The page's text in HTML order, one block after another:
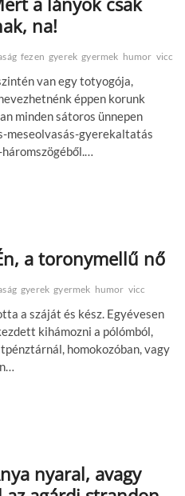
na!
fezen gyerek gyermek humor vicc
van egy totyogója,
éppen korunk
minden sátoros ünnepen
meseolvasás-gyerekaltatás
a toronymellű nő
gyerek gyermek humor vicc
a száját és kész. Egyévesen
kihámozni a pólómból,
homokozóban, vagy
nyaral, avagy